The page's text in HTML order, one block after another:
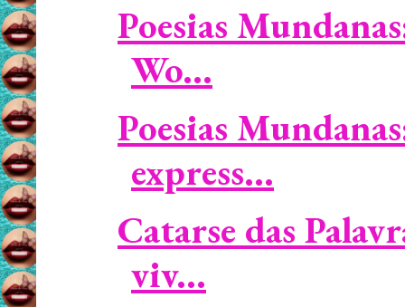
Poesias
Wo...
Poesias
express...
Catarse das
viv...